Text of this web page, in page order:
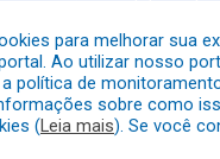
assessoriacompleta, onde
as exigências das
leis de
e oRadar da Transparência
para melhorar sua
Ao utilizar nosso
política de
sobre como
(Leia mais). Se você